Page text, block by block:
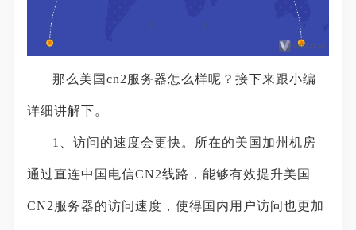
那么美国cn2服务器怎么样呢？接下来跟小编
详细讲解下。
1、访问的速度会更快。所在的美国加州机房
通过直连中国电信CN2线路，能够有效提升美国
CN2服务器的访问速度，使得国内用户访问也更加